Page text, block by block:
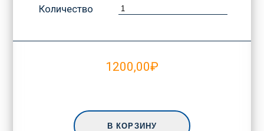
Количество
1200,00₽
В КОРЗИНУ